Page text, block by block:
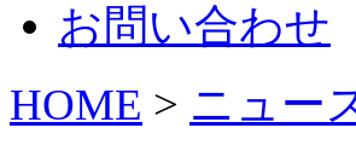
お問い合わせ
HOME > ニュー